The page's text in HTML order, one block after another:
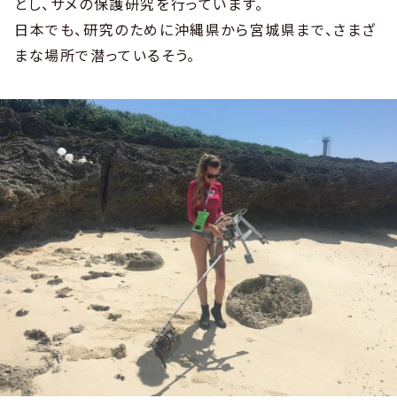
日本でも、研究のために沖縄県から宮城県まで、さまざ
まな場所で潜っているそう。